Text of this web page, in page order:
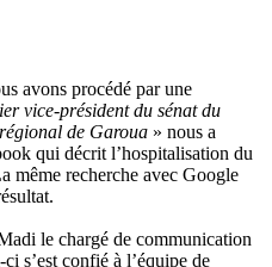
avons procédé par une
vice-président du sénat du
de Garoua » nous a
qui décrit l’hospitalisation du
même recherche avec Google
le chargé de communication
s’est confié à l’équipe de